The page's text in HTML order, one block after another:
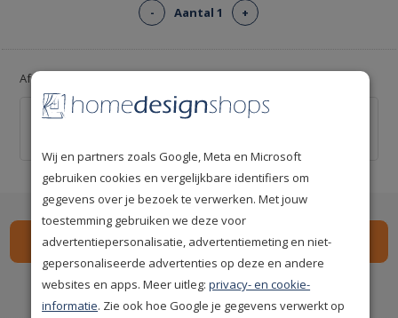
- Aantal 1 +
Afsnijliniaal voor strakke snijlijnen!
Behang afsnijliniaal 55cm
Spaar285premium punten i
Wij en partners zoals Google, Meta en Microsoft
gebruiken cookies en vergelijkbare identifiers om
gegevens over je bezoek te verwerken. Met jouw
toestemming gebruiken we deze voor
advertentiepersonalisatie, advertentiemeting en niet-
gepersonaliseerde advertenties op deze en andere
websites en apps. Meer uitleg:privacy- en cookie-
informatie. Zie ook hoe Google je gegevens verwerkt op